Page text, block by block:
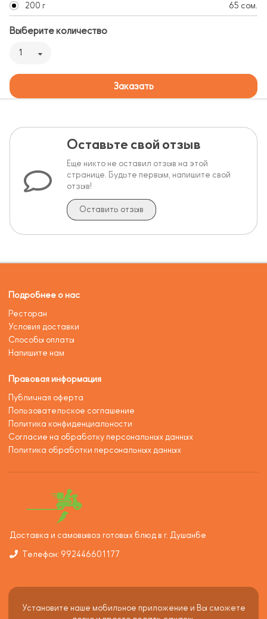
200 г 65 сом.
Выберите количество
1
Заказать
Оставьте свой отзыв
Еще никто не оставил отзыв на этой
странице. Будьте первым, напишите свой
отзыв!
Оставить отзыв
Подробнее о нас
Ресторан
Условия доставки
Способы оплаты
Напишите нам
Правовая информация
Публичная оферта
Пользовательское соглашение
Политика конфиденциальности
Согласие на обработку персональных данных
Политика обработки персональных данных
Доставка и самовывоз готовых блюд в г. Душанбе
Телефон: 992446601177
Установите наше мобильное приложение и Вы сможете